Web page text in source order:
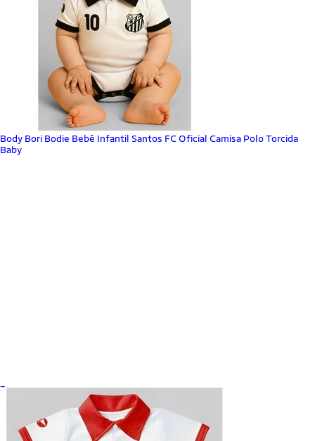
Body Bori Bodie Bebê Infantil Santos FC Oficial Camisa Polo Torcida
Baby